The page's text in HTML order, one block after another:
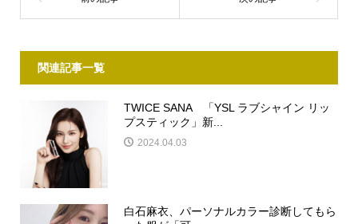
関連記事一覧
TWICE SANA 「YSL ラブシャイン リッ
プスティック」新...
2024.04.03
白石麻衣、パーソナルカラー診断してもら